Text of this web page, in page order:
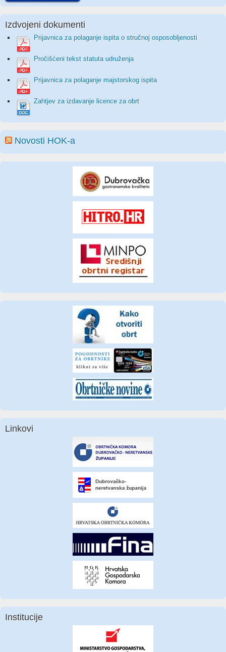
Izdvojeni dokumenti
Prijavnica za polaganje ispita o stručnoj osposobljenosti
Pročišćeni tekst statuta udruženja
Prijavnica za polaganje majstorskog ispita
Zahtjev za izdavanje licence za obrt
Novosti HOK-a
Linkovi
Institucije